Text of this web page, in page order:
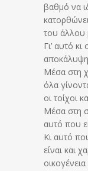
βαθμό να
του άλλου
Γι’ αυτό
αποκάλυψη
Μέσα στη
όλα
οι τοίχοι
Μέσα στη
αυτό που
Κι αυτό
είναι και